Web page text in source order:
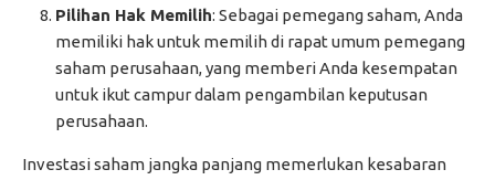
Pilihan Hak Memilih: Sebagai pemegang saham, Anda
memiliki hak untuk memilih di rapat umum pemegang
saham perusahaan, yang memberi Anda kesempatan
untuk ikut campur dalam pengambilan keputusan
perusahaan.
Investasi saham jangka panjang memerlukan kesabaran